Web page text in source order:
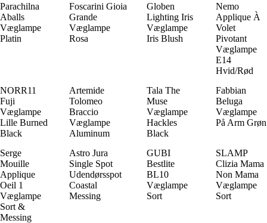
Parachilna
Aballs
Væglampe
Platin
Foscarini Gioia
Grande
Væglampe
Rosa
Globen
Lighting Iris
Væglampe
Iris Blush
Nemo
Applique À
Volet
Pivotant
Væglampe
E14
Hvid/Rød
NORR11
Fuji
Væglampe
Lille Burned
Black
Artemide
Tolomeo
Braccio
Væglampe
Aluminum
Tala The
Muse
Væglampe
Hackles
Black
Fabbian
Beluga
Væglampe
På Arm Grøn
Serge
Mouille
Applique
Oeil 1
Væglampe
Sort &
Messing
Astro Jura
Single Spot
Udendørsspot
Coastal
Messing
GUBI
Bestlite
BL10
Væglampe
Sort
SLAMP
Clizia Mama
Non Mama
Væglampe
Sort